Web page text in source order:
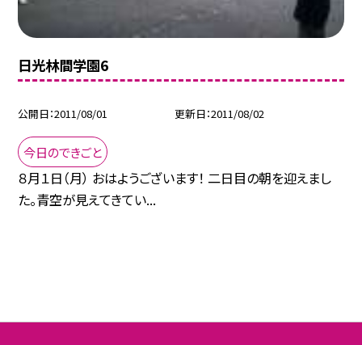
日光林間学園6
公開日 2011/08/01 更新日 2011/08/02
今日のできごと
８月１日（月） おはようございます！ 二日目の朝を迎えまし
た。青空が見えてきてい...